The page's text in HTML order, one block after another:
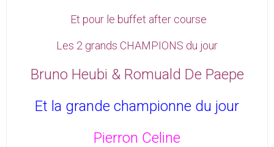
Et pour le buffet after course
Les 2 grands CHAMPIONS du jour
Bruno Heubi & Romuald De Paepe
Et la grande championne du jour
Pierron Celine